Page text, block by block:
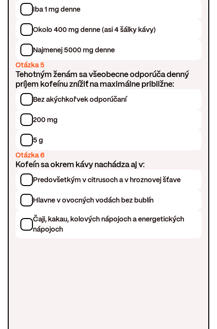
Iba 1 mg denne
Okolo 400 mg denne (asi 4 šálky kávy)
Najmenej 5000 mg denne
Otázka 5
Tehotným ženám sa všeobecne odporúča denný
príjem kofeínu znížiť na maximálne približne:
Bez akýchkoľvek odporúčaní
200 mg
5 g
Otázka 6
Kofeín sa okrem kávy nachádza aj v:
Predovšetkým v citrusoch a v hroznovej šťave
Hlavne v ovocných vodách bez bublín
Čaji, kakau, kolových nápojoch a energetických
nápojoch